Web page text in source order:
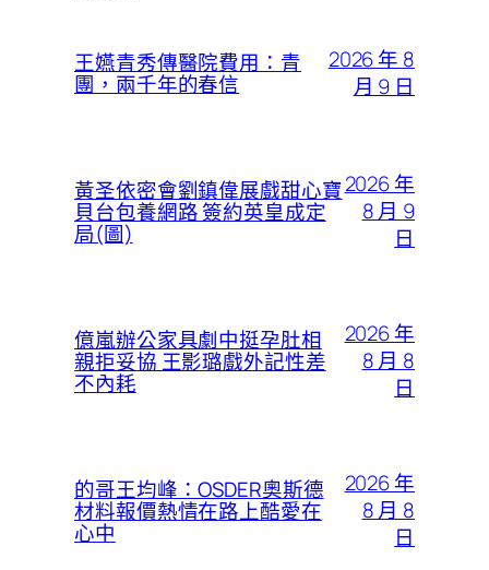
王嬿青秀傳醫院費用：青
團，兩千年的春信
2026 年 8
月 9 日
黃圣依密會劉鎮偉展戲甜心寶
貝台包養網路 簽約英皇成定
局(圖)
2026 年
8 月 9
日
億嵐辦公家具劇中挺孕肚相
親拒妥協 王影璐戲外記性差
不內耗
2026 年
8 月 8
日
的哥王均峰：OSDER奧斯德
材料報價熱情在路上酷愛在
心中
2026 年
8 月 8
日